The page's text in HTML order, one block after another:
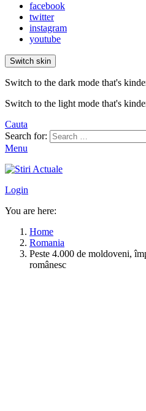
facebook
twitter
instagram
youtube
Switch skin
Switch to the dark mode that's
Switch to the light mode that's
Cauta
Search for:
Menu
Login
You are here:
Home
Romania
Peste 4.000 de moldoveni,
românesc